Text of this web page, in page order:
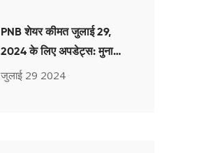
PNB शेयर कीमत जुलाई 29,
2024 के लिए अपडेट्स: मुनाफे
में शानदार बढ़त के बाद उछाल
जुलाई 29 2024